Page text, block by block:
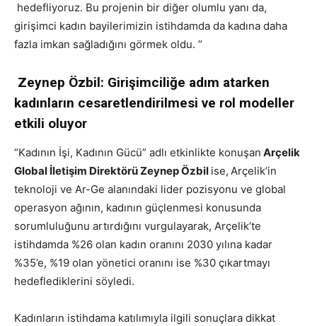
hedefliyoruz. Bu projenin bir diğer olumlu yanı da,
girişimci kadın bayilerimizin istihdamda da kadına daha
fazla imkan sağladığını görmek oldu. ”
Zeynep Özbil: Girişimciliğe adım atarken
kadınların cesaretlendirilmesi ve rol modeller
etkili oluyor
“Kadının İşi, Kadının Gücü” adlı etkinlikte konuşan Arçelik
Global İletişim Direktörü Zeynep Özbil ise, Arçelik’in
teknoloji ve Ar-Ge alanındaki lider pozisyonu ve global
operasyon ağının, kadının güçlenmesi konusunda
sorumluluğunu artırdığını vurgulayarak, Arçelik’te
istihdamda %26 olan kadın oranını 2030 yılına kadar
%35’e, %19 olan yönetici oranını ise %30 çıkartmayı
hedeflediklerini söyledi.
Kadınların istihdama katılımıyla ilgili sonuçlara dikkat